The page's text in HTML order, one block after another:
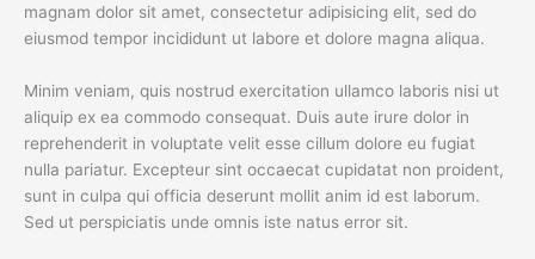
magnam dolor sit amet, consectetur adipisicing elit, sed do
eiusmod tempor incididunt ut labore et dolore magna aliqua.
Minim veniam, quis nostrud exercitation ullamco laboris nisi ut
aliquip ex ea commodo consequat. Duis aute irure dolor in
reprehenderit in voluptate velit esse cillum dolore eu fugiat
nulla pariatur. Excepteur sint occaecat cupidatat non proident,
sunt in culpa qui officia deserunt mollit anim id est laborum.
Sed ut perspiciatis unde omnis iste natus error sit.